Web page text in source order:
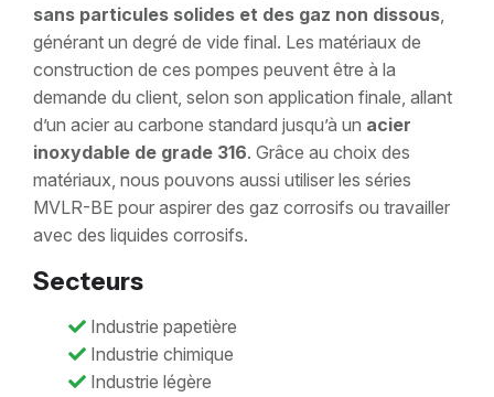
sans particules solides et des gaz non dissous,
générant un degré de vide final. Les matériaux de
construction de ces pompes peuvent être à la
demande du client, selon son application finale, allant
d’un acier au carbone standard jusqu’à un acier
inoxydable de grade 316. Grâce au choix des
matériaux, nous pouvons aussi utiliser les séries
MVLR-BE pour aspirer des gaz corrosifs ou travailler
avec des liquides corrosifs.
Secteurs
Industrie papetière
Industrie chimique
Industrie légère